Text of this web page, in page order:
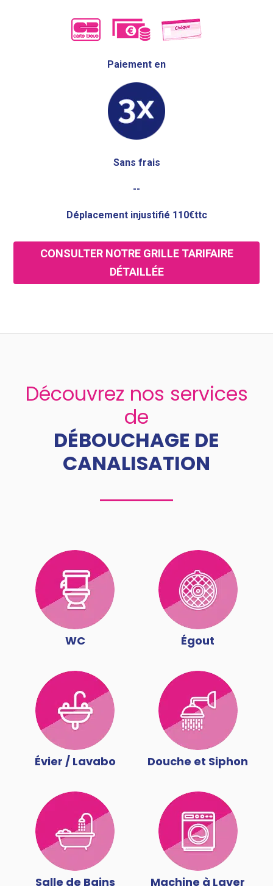
Paiement en
Sans frais
--
Déplacement injustifié 110€ttc
CONSULTER NOTRE GRILLE TARIFAIRE
DÉTAILLÉE
Découvrez nos services
de
DÉBOUCHAGE DE
CANALISATION
WC Égout
Évier / Lavabo Douche et Siphon
Salle de Bains Machine à Laver